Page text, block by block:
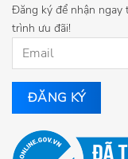
Đăng ký để nhận ngay
trình ưu đãi!